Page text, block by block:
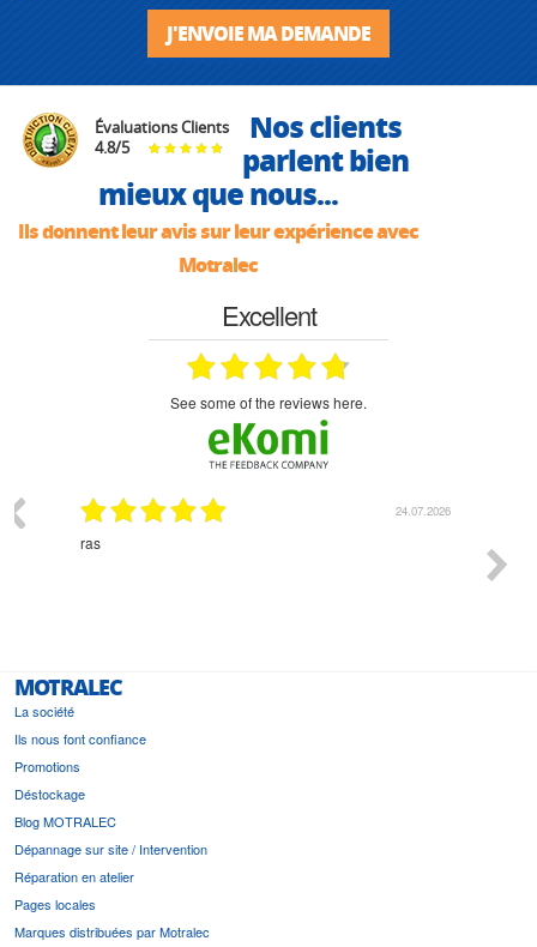
J'ENVOIE MA DEMANDE
Évaluations Clients
4.8/5
Nos clients
parlent bien
mieux que nous...
Ils donnent leur avis sur leur expérience avec
Motralec
Excellent
see some of the reviews here.
24.07.2026
ras
MOTRALEC
La société
Ils nous font confiance
Promotions
Déstockage
Blog MOTRALEC
Dépannage sur site / Intervention
Réparation en atelier
Pages locales
Marques distribuées par Motralec